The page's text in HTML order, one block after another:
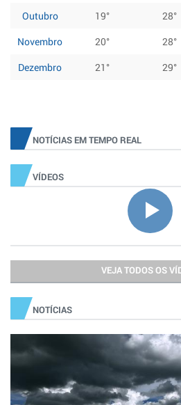
Outubro
19° 28°
Novembro
20° 28°
Dezembro
21° 29°
NOTÍCIAS EM TEMPO REAL
VÍDEOS
VEJA TODOS OS
NOTÍCIAS